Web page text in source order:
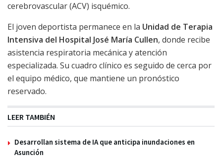
cerebrovascular (ACV) isquémico.
El joven deportista permanece en la Unidad de Terapia
Intensiva del Hospital José María Cullen, donde recibe
asistencia respiratoria mecánica y atención
especializada. Su cuadro clínico es seguido de cerca por
el equipo médico, que mantiene un pronóstico
reservado.
LEER TAMBIÉN
Desarrollan sistema de IA que anticipa inundaciones en
Asunción